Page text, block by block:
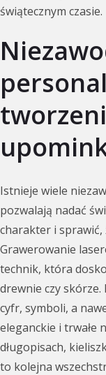
świątecznym czasie.
Istnieje wiele
pozwalają nadać
charakter i sprawić,
Grawerowanie
technik, która
drewnie czy
cyfr, symboli, a
eleganckie i trwałe
długopisach,
to kolejna